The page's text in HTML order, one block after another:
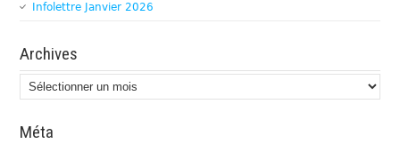
Infolettre Janvier 2026
Archives
Archives
Méta